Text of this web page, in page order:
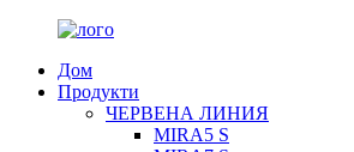
Дом
Продукти
ЧЕРВЕНА ЛИНИЯ
MIRA5 S